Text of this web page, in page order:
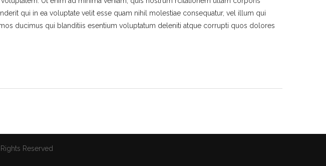
qui in ea voluptate velit esse quam nihil molestiae consequatur, vel illum qui
ducimus qui blanditiis esentium voluptatum deleniti atque corrupti quos dolores
Reserved